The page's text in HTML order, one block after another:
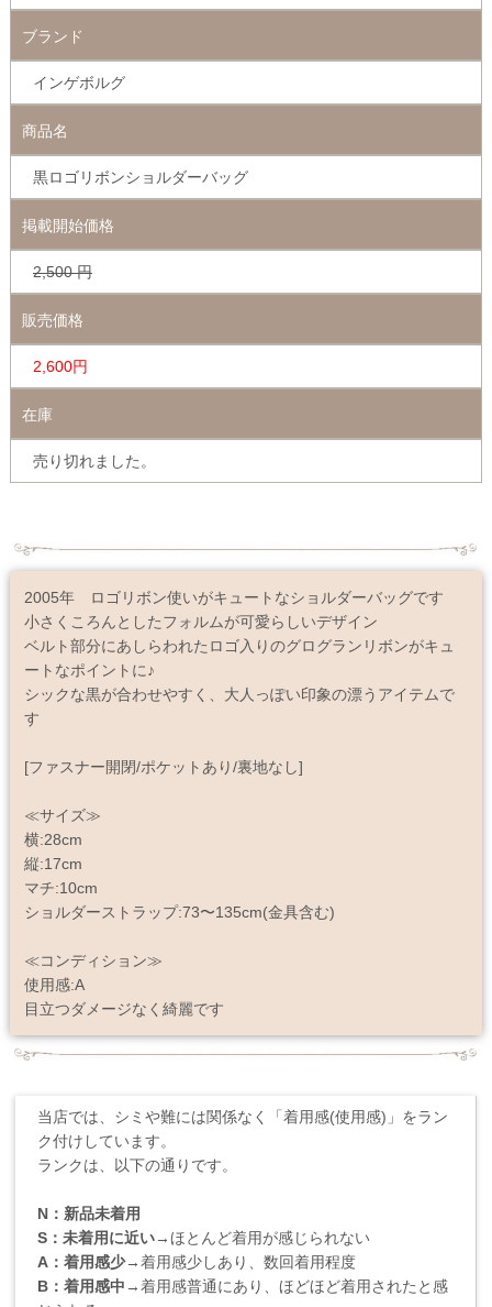
ブランド
インゲボルグ
商品名
黒ロゴリボンショルダーバッグ
掲載開始価格
2,500 円
販売価格
2,600円
在庫
売り切れました。
2005年 ロゴリボン使いがキュートなショルダーバッグです
小さくころんとしたフォルムが可愛らしいデザイン
ベルト部分にあしらわれたロゴ入りのグログランリボンがキュ
ートなポイントに♪
シックな黒が合わせやすく、大人っぽい印象の漂うアイテムで
す
[ファスナー開閉/ポケットあり/裏地なし]
≪サイズ≫
横:28cm
縦:17cm
マチ:10cm
ショルダーストラップ:73〜135cm(金具含む)
≪コンディション≫
使用感:A
目立つダメージなく綺麗です
当店では、シミや難には関係なく「着用感(使用感)」をラン
ク付けしています。
ランクは、以下の通りです。
N：新品未着用
S：未着用に近い→ほとんど着用が感じられない
A：着用感少→着用感少しあり、数回着用程度
B：着用感中→着用感普通にあり、ほどほど着用されたと感